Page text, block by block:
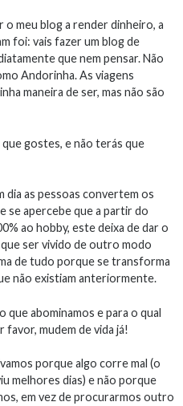
meu blog a render dinheiro, a
foi: vais fazer um blog de
que nem pensar. Não
Andorinha. As viagens
maneira de ser, mas não são
gostes, e não terás que
dia as pessoas convertem os
se apercebe que a partir do
ao hobby, este deixa de dar o
ser vivido de outro modo
de tudo porque se transforma
não existiam anteriormente.
que abominamos e para o qual
favor, mudem de vida já!
porque algo corre mal (o
melhores dias) e não porque
em vez de procurarmos outro